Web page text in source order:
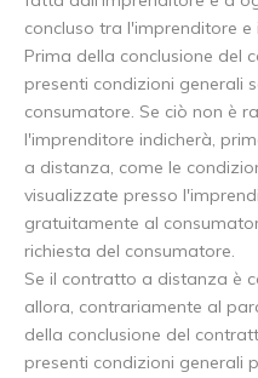
concluso tra l'imprenditore e
Prima della conclusione del
presenti condizioni generali
consumatore. Se ciò non è
l'imprenditore indicherà,
a distanza, come le
visualizzate presso
gratuitamente al
richiesta del consumatore.
Se il contratto a distanza è
allora, contrariamente al
della conclusione del
presenti condizioni generali